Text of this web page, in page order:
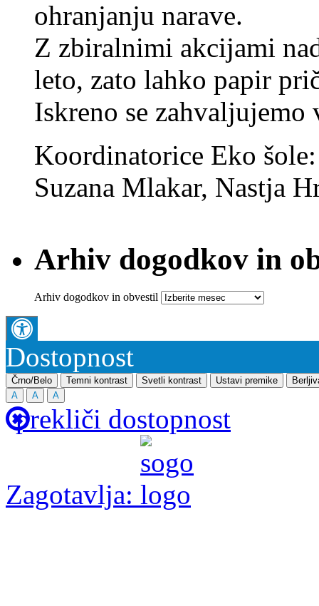
ohranjanju narave.
Z zbiralnimi akcijami
leto, zato lahko papir
Iskreno se zahvaljujemo
Koordinatorice Eko
Suzana Mlakar, Nastja
Arhiv dogodkov in
Arhiv dogodkov in obvestil
Dostopnost
Črno/Belo Temni kontrast Svetli kontrast Ustavi premike
A
A A
prekliči dostopnost
Zagotavlja: